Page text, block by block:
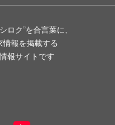
ロク”を合言葉に、
情報を掲載する
報サイトです